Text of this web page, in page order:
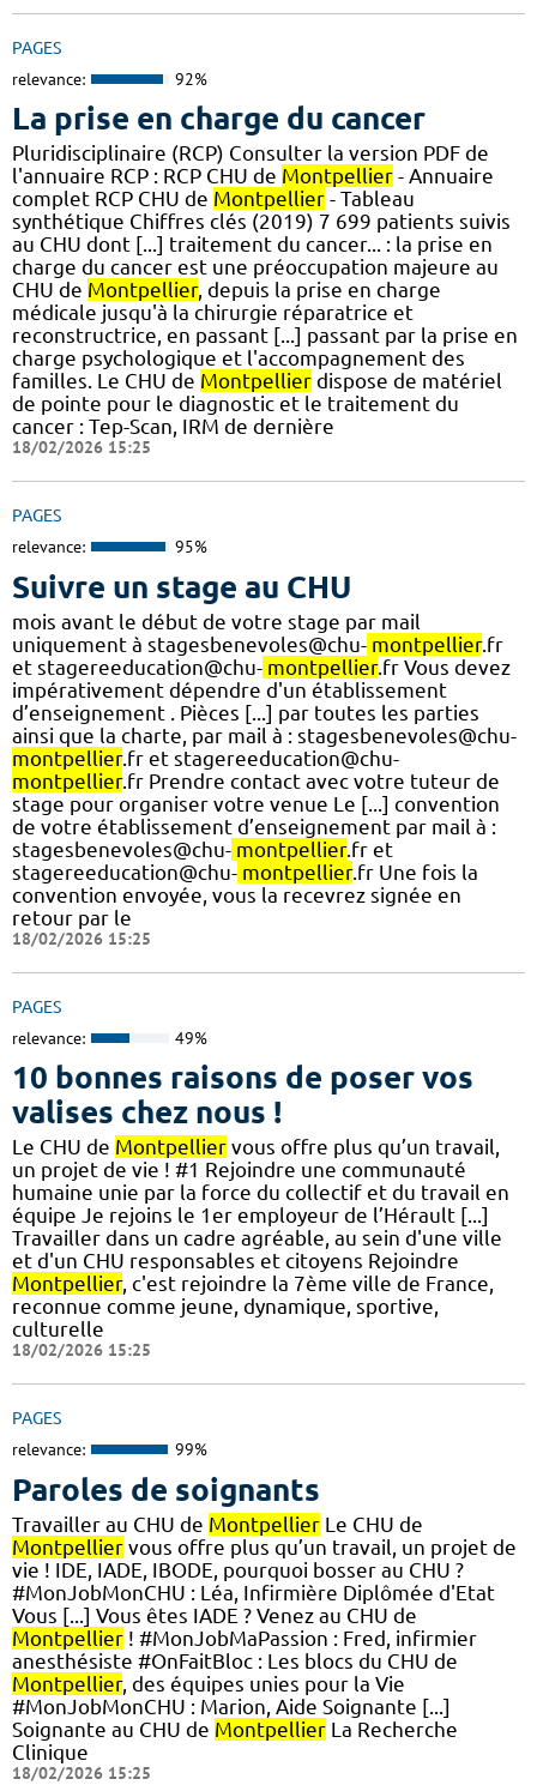
PAGES
relevance: 92%
La prise en charge du cancer
Pluridisciplinaire (RCP) Consulter la version PDF de
l'annuaire RCP : RCP CHU de Montpellier - Annuaire
complet RCP CHU de Montpellier - Tableau
synthétique Chiffres clés (2019) 7 699 patients suivis
au CHU dont [...] traitement du cancer... : la prise en
charge du cancer est une préoccupation majeure au
CHU de Montpellier, depuis la prise en charge
médicale jusqu'à la chirurgie réparatrice et
reconstructrice, en passant [...] passant par la prise en
charge psychologique et l'accompagnement des
familles. Le CHU de Montpellier dispose de matériel
de pointe pour le diagnostic et le traitement du
cancer : Tep-Scan, IRM de dernière
18/02/2026 15:25
PAGES
relevance: 95%
Suivre un stage au CHU
mois avant le début de votre stage par mail
uniquement à stagesbenevoles@chu- montpellier.fr
et stagereeducation@chu- montpellier.fr Vous devez
impérativement dépendre d'un établissement
d’enseignement . Pièces [...] par toutes les parties
ainsi que la charte, par mail à : stagesbenevoles@chu-
montpellier.fr et stagereeducation@chu-
montpellier.fr Prendre contact avec votre tuteur de
stage pour organiser votre venue Le [...] convention
de votre établissement d’enseignement par mail à :
stagesbenevoles@chu- montpellier.fr et
stagereeducation@chu- montpellier.fr Une fois la
convention envoyée, vous la recevrez signée en
retour par le
18/02/2026 15:25
PAGES
relevance: 49%
10 bonnes raisons de poser vos
valises chez nous !
Le CHU de Montpellier vous offre plus qu’un travail,
un projet de vie ! #1 Rejoindre une communauté
humaine unie par la force du collectif et du travail en
équipe Je rejoins le 1er employeur de l’Hérault [...]
Travailler dans un cadre agréable, au sein d'une ville
et d'un CHU responsables et citoyens Rejoindre
Montpellier, c'est rejoindre la 7ème ville de France,
reconnue comme jeune, dynamique, sportive,
culturelle
18/02/2026 15:25
PAGES
relevance: 99%
Paroles de soignants
Travailler au CHU de Montpellier Le CHU de
Montpellier vous offre plus qu’un travail, un projet de
vie ! IDE, IADE, IBODE, pourquoi bosser au CHU ?
#MonJobMonCHU : Léa, Infirmière Diplômée d'Etat
Vous [...] Vous êtes IADE ? Venez au CHU de
Montpellier ! #MonJobMaPassion : Fred, infirmier
anesthésiste #OnFaitBloc : Les blocs du CHU de
Montpellier, des équipes unies pour la Vie
#MonJobMonCHU : Marion, Aide Soignante [...]
Soignante au CHU de Montpellier La Recherche
Clinique
18/02/2026 15:25